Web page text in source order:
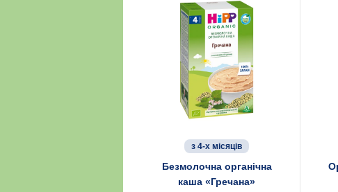
з 4-х місяців
Безмолочна органічна
каша «Гречана»